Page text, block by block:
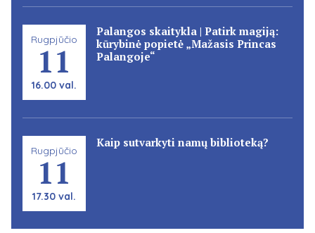
Rugpjūčio
11
16.00 val.
Palangos skaitykla | Patirk magiją:
kūrybinė popietė „Mažasis Princas
Palangoje“
Rugpjūčio
11
17.30 val.
Kaip sutvarkyti namų biblioteką?